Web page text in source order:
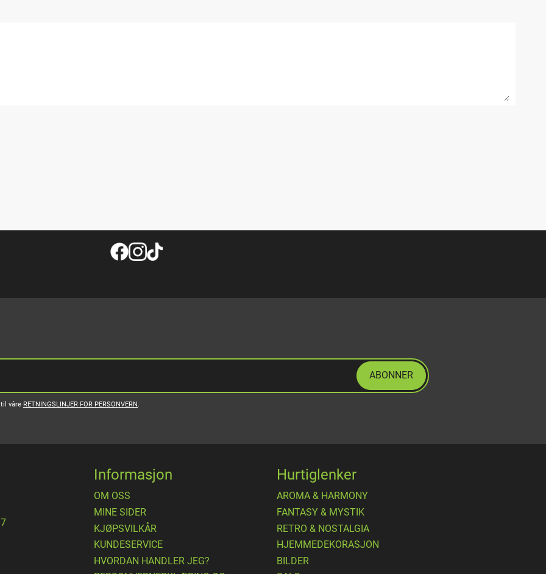
ABONNER
våre RETNINGSLINJER FOR PERSONVERN.
Informasjon
OM OSS
MINE SIDER
​KJØPSVILKÅR
KUNDESERVICE
HVORDAN HANDLER JEG?
Hurtiglenker
AROMA & HARMONY
FANTASY & MYSTIK
RETRO & NOSTALGIA
HJEMMEDEKORASJON
BILDER